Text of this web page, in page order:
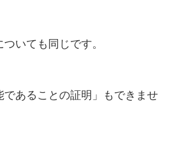
いても同じです。
であることの証明」もできませ